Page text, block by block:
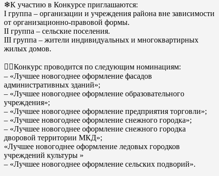
❄К участию в Конкурсе приглашаются:
I группа – организации и учреждения района вне зависимости
от организационно-правовой формы.
II группа – сельские поселения.
III группа – жители индивидуальных и многоквартирных
жилых домов.
👉🏻Конкурс проводится по следующим номинациям:
– «Лучшее новогоднее оформление фасадов
административных зданий»;
– «Лучшее новогоднее оформление образовательного
учреждения»;
– «Лучшее новогоднее оформление предприятия торговли»;
– «Лучшее новогоднее оформление снежного городка»;
– «Лучшее новогоднее оформление снежного городка
дворовой территории МКД»;
«Лучшее новогоднее оформление ледовых городков
учреждений культуры »
– «Лучшее новогоднее оформление сельских подворий».